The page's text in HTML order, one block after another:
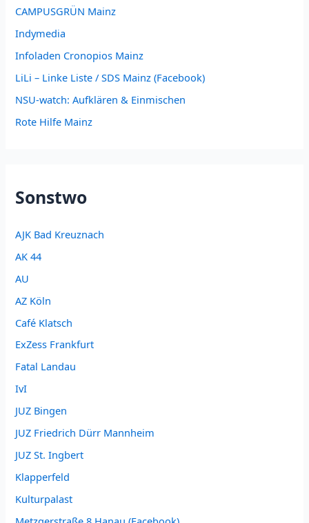
CAMPUSGRÜN Mainz
Indymedia
Infoladen Cronopios Mainz
LiLi – Linke Liste / SDS Mainz (Facebook)
NSU-watch: Aufklären & Einmischen
Rote Hilfe Mainz
Sonstwo
AJK Bad Kreuznach
AK 44
AU
AZ Köln
Café Klatsch
ExZess Frankfurt
Fatal Landau
IvI
JUZ Bingen
JUZ Friedrich Dürr Mannheim
JUZ St. Ingbert
Klapperfeld
Kulturpalast